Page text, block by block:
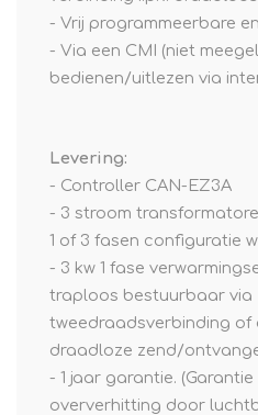
- Vrij programmeerbare
- Via een CMI (niet
bedienen/uitlezen via
Levering:
- Controller CAN-EZ3A
- 3 stroom
1 of 3 fasen configuratie
- 3 kw 1 fase
traploos bestuurbaar via
tweedraadsverbinding of
draadloze zend/
- 1 jaar garantie.
oververhitting door